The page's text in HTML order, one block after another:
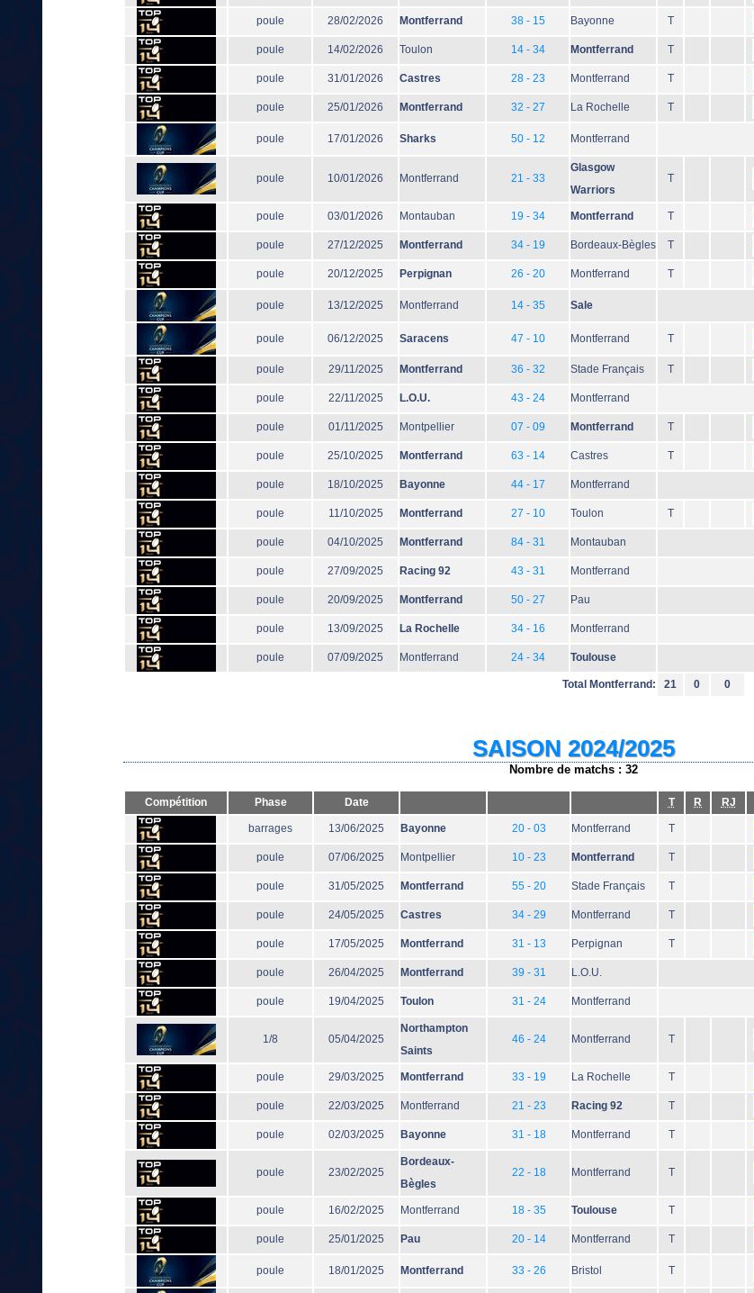
poule 28/02/2026 Montferrand 38 - 15 Bayonne T
poule 14/02/2026 Toulon 14 - 34 Montferrand T
poule 31/01/2026 Castres 28 - 23 Montferrand T
poule 25/01/2026 Montferrand 32 - 27 La Rochelle T
poule 17/01/2026 Sharks 50 - 12 Montferrand
poule 10/01/2026 Montferrand 21 - 33
Glasgow
Warriors
T
poule 03/01/2026 Montauban 19 - 34 Montferrand T
poule 27/12/2025 Montferrand 34 - 19 Bordeaux-Bègles T
poule 20/12/2025 Perpignan 26 - 20 Montferrand T
poule 13/12/2025 Montferrand 14 - 35 Sale
poule 06/12/2025 Saracens 47 - 10 Montferrand T
poule 29/11/2025 Montferrand 36 - 32 Stade Français T
poule 22/11/2025 L.O.U. 43 - 24 Montferrand
poule 01/11/2025 Montpellier 07 - 09 Montferrand T
poule 25/10/2025 Montferrand 63 - 14 Castres T
poule 18/10/2025 Bayonne 44 - 17 Montferrand
poule 11/10/2025 Montferrand 27 - 10 Toulon T
poule 04/10/2025 Montferrand 84 - 31 Montauban
poule 27/09/2025 Racing 92 43 - 31 Montferrand
poule 20/09/2025 Montferrand 50 - 27 Pau
poule 13/09/2025 La Rochelle 34 - 16 Montferrand
poule 07/09/2025 Montferrand 24 - 34 Toulouse
Total Montferrand: 21 0 0
SAISON 2024/2025
Nombre de matchs : 32
Compétition Phase Date T R RJ
barrages 13/06/2025 Bayonne 20 - 03 Montferrand T
poule 07/06/2025 Montpellier 10 - 23 Montferrand T
poule 31/05/2025 Montferrand 55 - 20 Stade Français T
poule 24/05/2025 Castres 34 - 29 Montferrand T
poule 17/05/2025 Montferrand 31 - 13 Perpignan T
poule 26/04/2025 Montferrand 39 - 31 L.O.U.
poule 19/04/2025 Toulon 31 - 24 Montferrand
1/8 05/04/2025
Northampton
Saints
46 - 24 Montferrand T
poule 29/03/2025 Montferrand 33 - 19 La Rochelle T
poule 22/03/2025 Montferrand 21 - 23 Racing 92 T
poule 02/03/2025 Bayonne 31 - 18 Montferrand T
poule 23/02/2025
Bordeaux-
Bègles
22 - 18 Montferrand T
poule 16/02/2025 Montferrand 18 - 35 Toulouse T
poule 25/01/2025 Pau 20 - 14 Montferrand T
poule 18/01/2025 Montferrand 33 - 26 Bristol T